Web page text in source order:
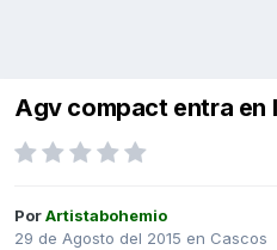
Agv compact entra en
PorArtistabohemio
29 de Agosto del 2015 en Cascos